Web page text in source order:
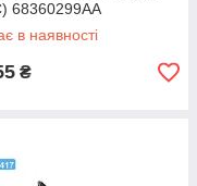
68360299AA
в наявності
₴